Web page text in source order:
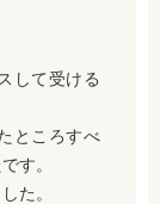
して受ける
ところすべ
す。
た。